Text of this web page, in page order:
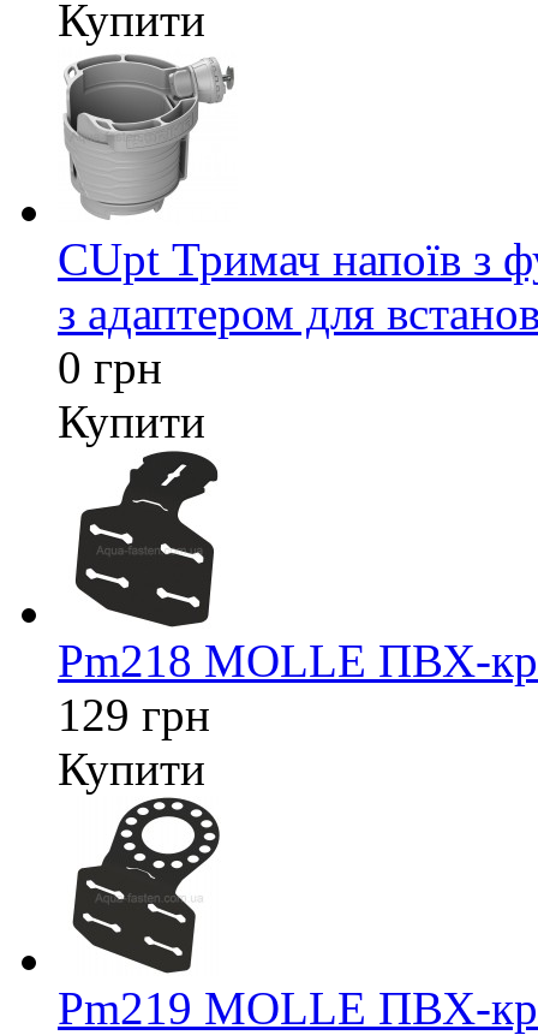
Купити
CUpt Тримач напоїв з
з адаптером для
0 грн
Купити
Pm218 MOLLE ПВХ-
129 грн
Купити
Pm219 MOLLE ПВХ-